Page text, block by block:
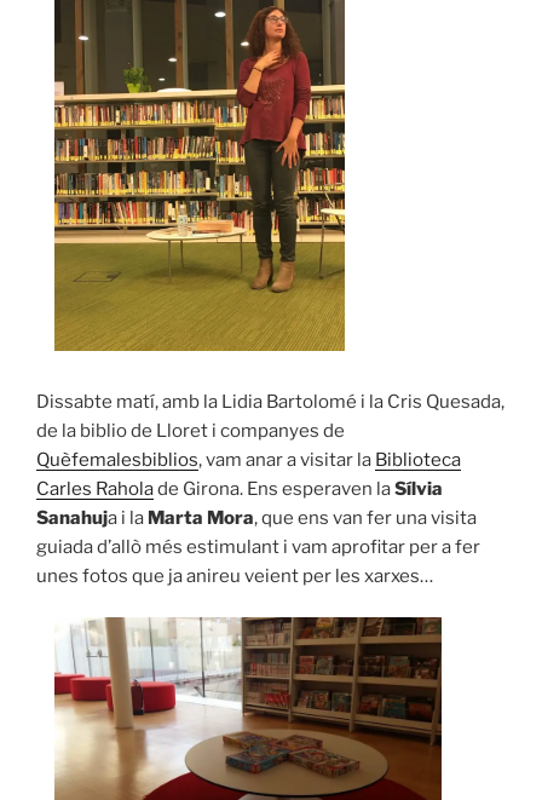
Dissabte matí, amb la Lidia Bartolomé i la Cris Quesada,
de la biblio de Lloret i companyes de
Quèfemalesbiblios, vam anar a visitar la Biblioteca
Carles Raholade Girona. Ens esperaven laSílvia
Sanahuja i la Marta Mora, que ens van fer una visita
guiada d’allò més estimulant i vam aprofitar per a fer
unes fotos que ja anireu veient per les xarxes…